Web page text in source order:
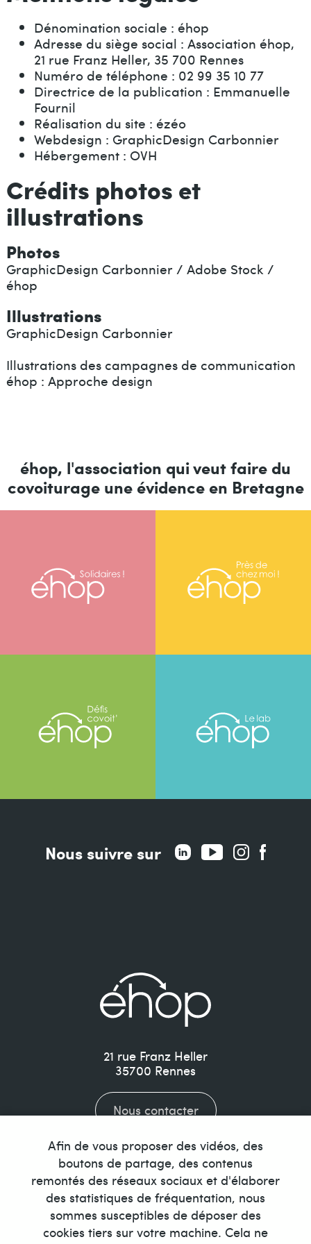
Dénomination sociale : éhop
Adresse du siège social : Association éhop,
21 rue Franz Heller, 35 700 Rennes
Numéro de téléphone : 02 99 35 10 77
Directrice de la publication : Emmanuelle
Fournil
Réalisation du site : ézéo
Webdesign : GraphicDesign Carbonnier
Hébergement : OVH
Crédits photos et
illustrations
Photos
GraphicDesign Carbonnier / Adobe Stock /
éhop
Illustrations
GraphicDesign Carbonnier
Illustrations des campagnes de communication
éhop : Approche design
éhop, l'association qui veut faire du
covoiturage une évidence en Bretagne
Nous suivre sur
21 rue Franz Heller
35700 Rennes
Nous contacter
02 99 35 10 77
Afin de vous proposer des vidéos, des
boutons de partage, des contenus
remontés des réseaux sociaux et d'élaborer
des statistiques de fréquentation, nous
sommes susceptibles de déposer des
cookies tiers sur votre machine. Cela ne